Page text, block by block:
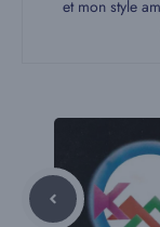
et mon style